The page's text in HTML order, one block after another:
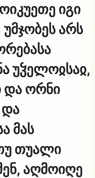
იგი
არს
უჴელოჲსაჲ,
და ორნი
და
მას
თუალი
აღმოიღე